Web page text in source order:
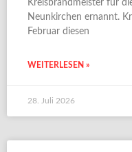
Kreisbrandmeister für
Neunkirchen ernannt.
Februar diesen
WEITERLESEN »
28. Juli 2026